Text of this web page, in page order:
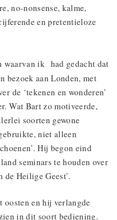
no-nonsense, kalme,
en pretentieloze
waarvan ik had gedacht dat
bezoek aan Londen, met
de ‘tekenen en wonderen’
Wat Bart zo motiveerde,
soorten gewone
niet alleen
Hij begon eind
seminars te houden over
Heilige Geest’.
en hij verlangde
in dit soort bediening.